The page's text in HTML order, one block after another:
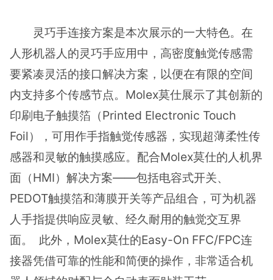
灵巧手连接方案是本次展示的一大特色。在
人形机器人的灵巧手应用中，高密度触觉传感需
要紧凑灵活的接口解决方案，以便在有限的空间
内支持多个传感节点。Molex莫仕展示了其创新的
印刷电子触摸箔（Printed Electronic Touch
Foil），可用作手指触觉传感器，实现超薄柔性传
感器和灵敏的触摸感应。配合Molex莫仕的人机界
面（HMI）解决方案——包括电容式开关、
PEDOT触摸箔和薄膜开关等产品组合，可为机器
人手指提供响应灵敏、经久耐用的触觉交互界
面。 此外，Molex莫仕的Easy-On FFC/FPC连
接器凭借可靠的性能和简便的操作，非常适合机